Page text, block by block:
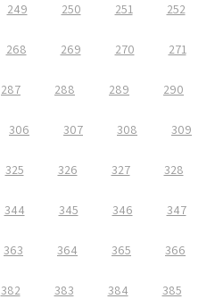
249 250 251 252
268 269 270 271
287 288 289 290
306 307 308 309
325 326 327 328
344 345 346 347
363 364 365 366
382 383 384 385